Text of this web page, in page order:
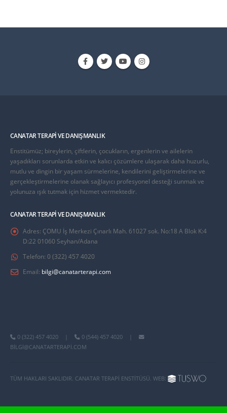
CANATAR TERAPI VE DANIŞMANLIK
Enstitümüz; bireylerin, çiftlerin, çocukların, ergenlerin ve ailelerin
yaşadıkları sorunlarda etkin ve kalıcı çözümlere ulaşarak daha huzurlu,
mutlu ve dingin bir yaşam sürmelerine, kendilerini geliştirmelerine ve
gerçekleştirmelerine olanak sağlayıcı profesyonel desteği sunmak ve
yolunuza ışık tutmak için hizmet vermektedir.
CANATAR TERAPI VE DANIŞMANLIK
Adres: ÇOMU İş Merkezi Çınarlı Mah. 61027 sok. No:18 A Blok K:4
D:22 01060 Seyhan/Adana
Telefon: 0 (322) 457 4020
Email: bilgi@canatarterapi.com
0 (322) 457 4020 0 (544) 457 4020
BILGI@CANATARTERAPI.COM
TÜM HAKLARI SAKLIDIR. CANATAR TERAPI ENSTITÜSÜ. WEB: